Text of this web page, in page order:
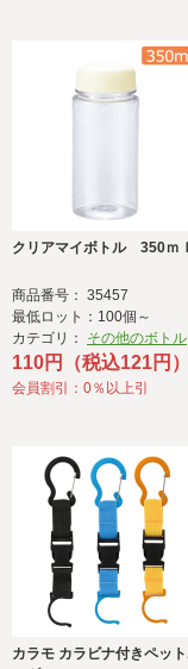
クリアマイボトル 350ｍｌ
商品番号： 35457
最低ロット：100個～
カテゴリ： その他のボトル
110円（税込121円）
会員割引：0％以上引
カラモ カラビナ付きペッ